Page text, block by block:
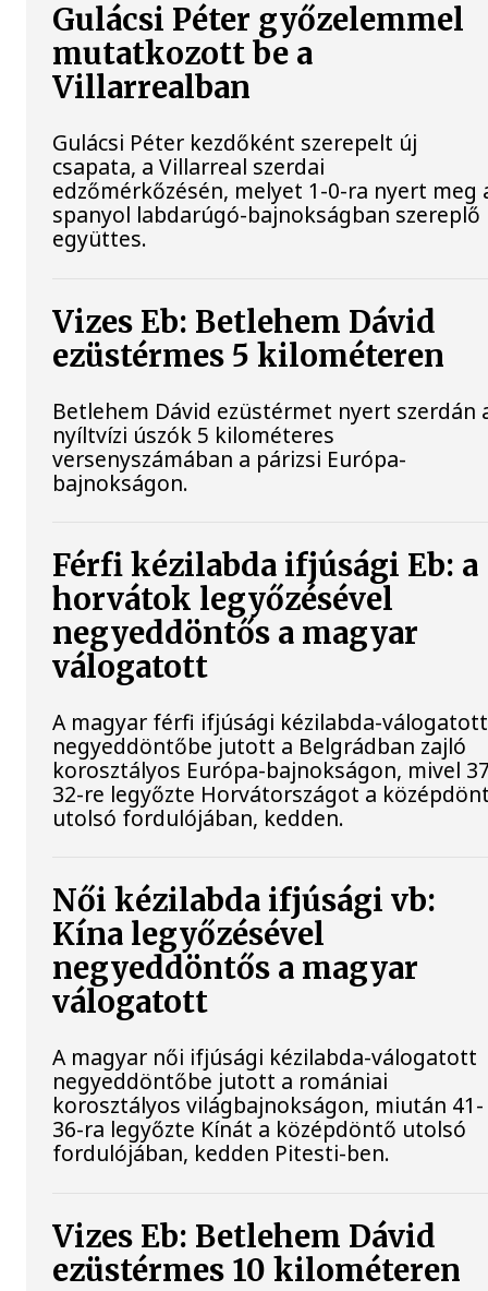
Gulácsi Péter győzelemmel
mutatkozott be a
Villarrealban
Gulácsi Péter kezdőként szerepelt új
csapata, a Villarreal szerdai
edzőmérkőzésén, melyet 1-0-ra nyert meg
spanyol labdarúgó-bajnokságban szereplő
együttes.
Vizes Eb: Betlehem Dávid
ezüstérmes 5 kilométeren
Betlehem Dávid ezüstérmet nyert szerdán
nyíltvízi úszók 5 kilométeres
versenyszámában a párizsi Európa-
bajnokságon.
Férfi kézilabda ifjúsági Eb: a
horvátok legyőzésével
negyeddöntős a magyar
válogatott
A magyar férfi ifjúsági kézilabda-válogatott
negyeddöntőbe jutott a Belgrádban zajló
korosztályos Európa-bajnokságon, mivel
32-re legyőzte Horvátországot a
utolsó fordulójában, kedden.
Női kézilabda ifjúsági vb:
Kína legyőzésével
negyeddöntős a magyar
válogatott
A magyar női ifjúsági kézilabda-válogatott
negyeddöntőbe jutott a romániai
korosztályos világbajnokságon, miután 41-
36-ra legyőzte Kínát a középdöntő utolsó
fordulójában, kedden Pitesti-ben.
Vizes Eb: Betlehem Dávid
ezüstérmes 10 kilométeren